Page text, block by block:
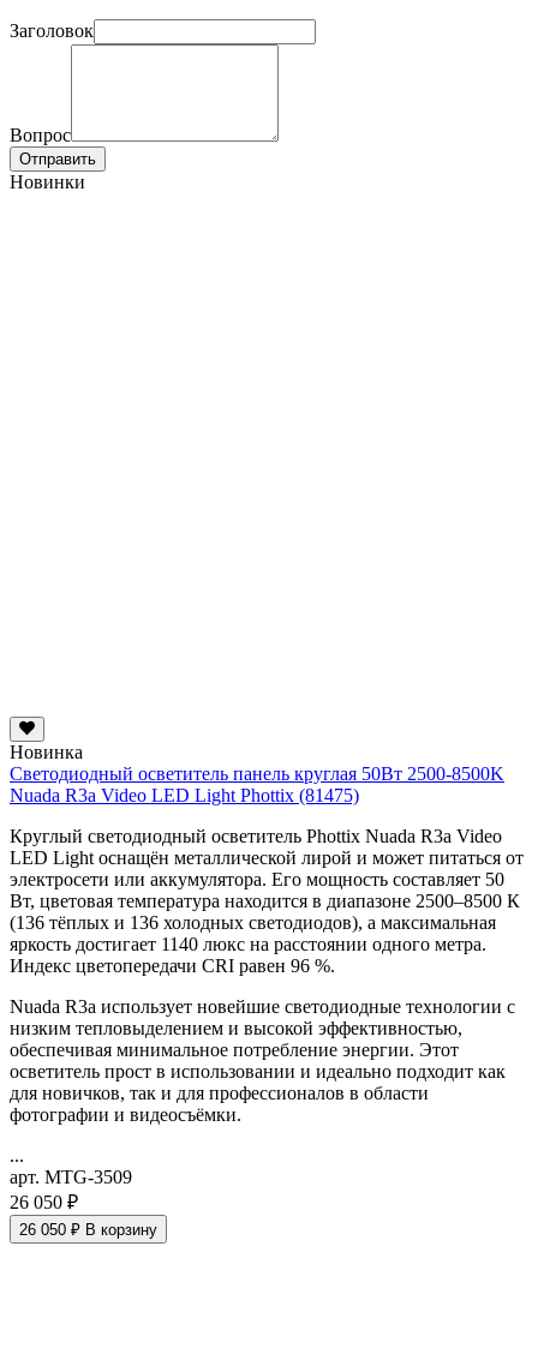
Заголовок
Вопрос
Отправить
Новинки
Новинка
Светодиодный осветитель панель круглая 50Вт 2500-8500K
Nuada R3a Video LED Light Phottix (81475)
Круглый светодиодный осветитель Phottix Nuada R3a Video
LED Light оснащён металлической лирой и может питаться от
электросети или аккумулятора. Его мощность составляет 50
Вт, цветовая температура находится в диапазоне 2500–8500 К
(136 тёплых и 136 холодных светодиодов), а максимальная
яркость достигает 1140 люкс на расстоянии одного метра.
Индекс цветопередачи CRI равен 96 %.
Nuada R3a использует новейшие светодиодные технологии с
низким тепловыделением и высокой эффективностью,
обеспечивая минимальное потребление энергии. Этот
осветитель прост в использовании и идеально подходит как
для новичков, так и для профессионалов в области
фотографии и видеосъёмки.
...
арт. MTG-3509
26 050 ₽
26 050 ₽ В корзину